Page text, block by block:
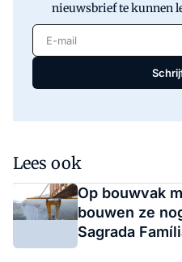
nieuwsbrief te kunnen
E-mail
Lees ook
Op bouwvak
bouwen ze
Sagrada